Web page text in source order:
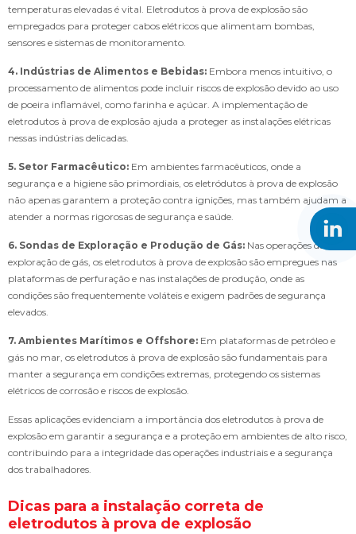
temperaturas elevadas é vital. Eletrodutos à prova de explosão são
empregados para proteger cabos elétricos que alimentam bombas,
sensores e sistemas de monitoramento.
4. Indústrias de Alimentos e Bebidas: Embora menos intuitivo, o
processamento de alimentos pode incluir riscos de explosão devido ao uso
de poeira inflamável, como farinha e açúcar. A implementação de
eletrodutos à prova de explosão ajuda a proteger as instalações elétricas
nessas indústrias delicadas.
5. Setor Farmacêutico: Em ambientes farmacêuticos, onde a
segurança e a higiene são primordiais, os eletródutos à prova de explosão
não apenas garantem a proteção contra ignições, mas também ajudam a
atender a normas rigorosas de segurança e saúde.
6. Sondas de Exploração e Produção de Gás: Nas operações de
exploração de gás, os eletrodutos à prova de explosão são empregues nas
plataformas de perfuração e nas instalações de produção, onde as
condições são frequentemente voláteis e exigem padrões de segurança
elevados.
7. Ambientes Marítimos e Offshore: Em plataformas de petróleo e
gás no mar, os eletrodutos à prova de explosão são fundamentais para
manter a segurança em condições extremas, protegendo os sistemas
elétricos de corrosão e riscos de explosão.
Essas aplicações evidenciam a importância dos eletrodutos à prova de
explosão em garantir a segurança e a proteção em ambientes de alto risco,
contribuindo para a integridade das operações industriais e a segurança
dos trabalhadores.
Dicas para a instalação correta de
eletrodutos à prova de explosão